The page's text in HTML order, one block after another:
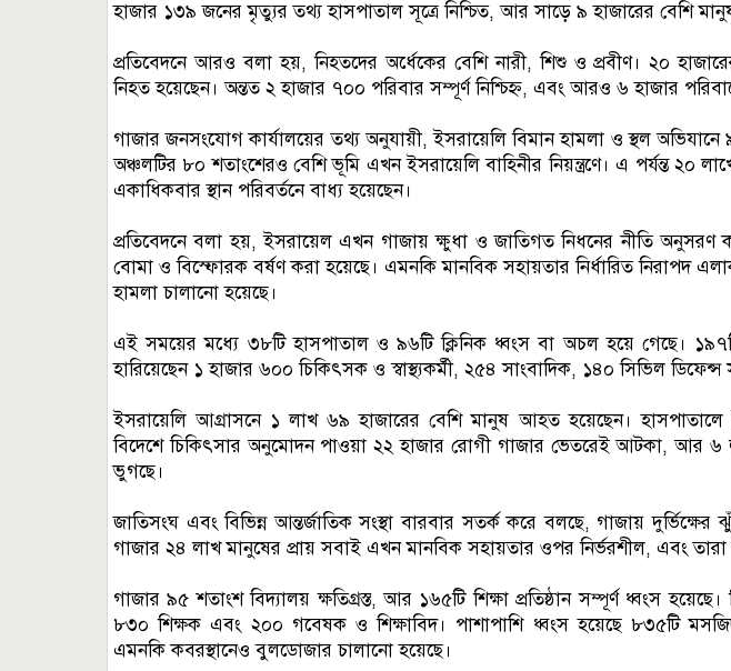
হাজার ১৩৯ জনের মৃত্যুর তথ্য হাসপাতাল সূত্রে নিশ্চিত, আর সাড়ে ৯ হাজারের বেশি
প্রতিবেদনে আরও বলা হয়, নিহতদের অর্ধেকের বেশি নারী, শিশু ও প্রবীণ। ২০
নিহত হয়েছেন। অন্তত ২ হাজার ৭০০ পরিবার সম্পূর্ণ নিশ্চিহ্ন, এবং আরও ৬ হাজার
গাজার জনসংযোগ কার্যালয়ের তথ্য অনুযায়ী, ইসরায়েলি বিমান হামলা ও স্থল
অঞ্চলটির ৮০ শতাংশেরও বেশি ভূমি এখন ইসরায়েলি বাহিনীর নিয়ন্ত্রণে। এ পর্যন্ত ২০
একাধিকবার স্থান পরিবর্তনে বাধ্য হয়েছেন।
প্রতিবেদনে বলা হয়, ইসরায়েল এখন গাজায় ক্ষুধা ও জাতিগত নিধনের নীতি
বোমা ও বিস্ফোরক বর্ষণ করা হয়েছে। এমনকি মানবিক সহায়তার নির্ধারিত নিরাপদ
হামলা চালানো হয়েছে।
এই সময়ের মধ্যে ৩৮টি হাসপাতাল ও ৯৬টি ক্লিনিক ধ্বংস বা অচল হয়ে গেছে। ১৯৭টি
হারিয়েছেন ১ হাজার ৬০০ চিকিৎসক ও স্বাস্থ্যকর্মী, ২৫৪ সাংবাদিক, ১৪০ সিভিল
ইসরায়েলি আগ্রাসনে ১ লাখ ৬৯ হাজারের বেশি মানুষ আহত হয়েছেন।
বিদেশে চিকিৎসার অনুমোদন পাওয়া ২২ হাজার রোগী গাজার ভেতরেই আটকা, আর ৬
ভুগছে।
জাতিসংঘ এবং বিভিন্ন আন্তর্জাতিক সংস্থা বারবার সতর্ক করে বলছে, গাজায়
গাজার ২৪ লাখ মানুষের প্রায় সবাই এখন মানবিক সহায়তার ওপর নির্ভরশীল, এবং তারা
গাজার ৯৫ শতাংশ বিদ্যালয় ক্ষতিগ্রস্ত, আর ১৬৫টি শিক্ষা প্রতিষ্ঠান সম্পূর্ণ ধ্বংস
৮৩০ শিক্ষক এবং ২০০ গবেষক ও শিক্ষাবিদ। পাশাপাশি ধ্বংস হয়েছে ৮৩৫টি
এমনকি কবরস্থানেও বুলডোজার চালানো হয়েছে।